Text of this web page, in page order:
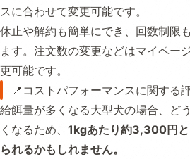
スに合わせて変更可能です。
休止や解約も簡単にでき、回数制限
ます。注文数の変更などはマイペー
更可能です。
📍コストパフォーマンスに関する
給餌量が多くなる大型犬の場合、ど
くなるため、 1kgあたり約3,300円
られるかもしれません。